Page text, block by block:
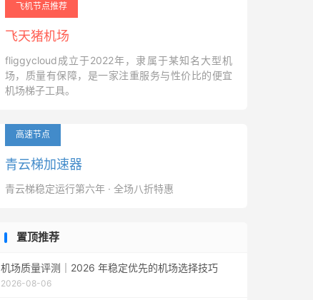
飞机节点推荐
飞天猪机场
fliggycloud成立于2022年，隶属于某知名大型机
场，质量有保障，是一家注重服务与性价比的便宜
机场梯子工具。
高速节点
青云梯加速器
青云梯稳定运行第六年 · 全场八折特惠
置顶推荐
机场质量评测｜2026 年稳定优先的机场选择技巧
2026-08-06